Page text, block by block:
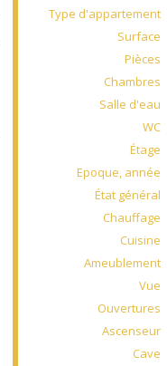
Type d'appartement
Surface
Pièces
Chambres
Salle d'eau
WC
Étage
Epoque, année
État général
Chauffage
Cuisine
Ameublement
Vue
Ouvertures
Ascenseur
Cave